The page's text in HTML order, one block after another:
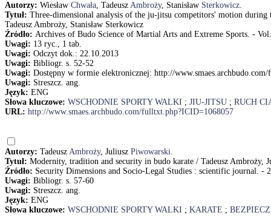
Autorzy: Wiesław Chwała, Tadeusz Ambroży, Stanisław Sterkowicz.
Tytuł: Three-dimensional analysis of the ju-jitsu competitors' motion
Tadeusz Ambroży, Stanisław Sterkowicz
Źródło: Archives of Budo Science of Martial Arts and Extreme Sports. -
Uwagi: 13 ryc., 1 tab.
Uwagi: Odczyt dok.: 22.10.2013
Uwagi: Bibliogr. s. 52-52
Uwagi: Dostępny w formie elektronicznej: http://
Uwagi: Streszcz. ang.
Język: ENG
Słowa kluczowe: WSCHODNIE SPORTY WALKI ; JIU-JITSU ; RUCH
URL: http://www.smaes.archbudo.com/fulltxt.php?ICID=1068057
Autorzy: Tadeusz Ambroży, Juliusz Piwowarski.
Tytuł: Modernity, tradition and security in budo karate / Tadeusz Ambroży,
Źródło: Security Dimensions and Socio-Legal Studies : scientific journal. -
Uwagi: Bibliogr. s. 57-60
Uwagi: Streszcz. ang.
Język: ENG
Słowa kluczowe: WSCHODNIE SPORTY WALKI ; KARATE ;